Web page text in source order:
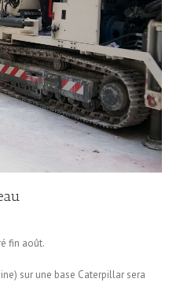
fin août.
sur une base Caterpillar sera